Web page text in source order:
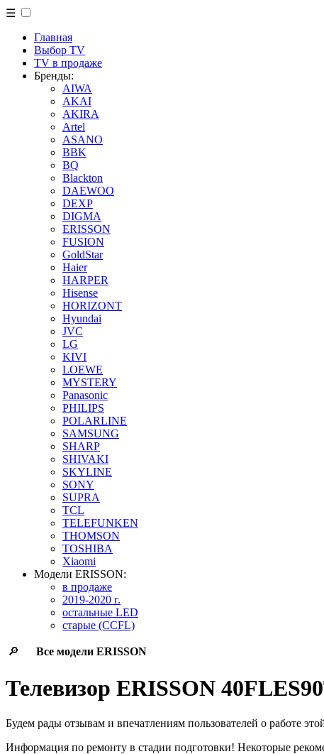
☰
Главная
Выбор TV
TV в продаже
Бренды:
AIWA
AKAI
AKIRA
Artel
ASANO
BBK
BQ
Blackton
DAEWOO
DEXP
DIGMA
ERISSON
FUSION
GoldStar
Haier
HARPER
Hisense
HORIZONT
Hyundai
JVC
LG
KIVI
LOEWE
MYSTERY
Panasonic
PHILIPS
POLARLINE
SAMSUNG
SHARP
SHIVAKI
SKYLINE
SONY
SUPRA
TCL
TELEFUNKEN
THOMSON
TOSHIBA
Xiaomi
Модели ERISSON:
в продаже
2019-2020 г.
остальные LED
старые (CCFL)
🔎 Все модели ERISSON
Телевизор ERISSON
Будем рады отзывам и впечатлениям пользователей о работе
Информация по ремонту в стадии подготовки! Некоторые